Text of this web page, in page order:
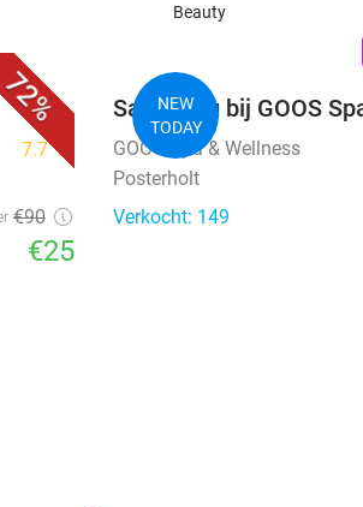
Beauty
7.7star
€90
€25
NEW
TODAY
Saunadag bij GOOS
GOOS Spa & Wellness
Posterholt
Verkocht: 149